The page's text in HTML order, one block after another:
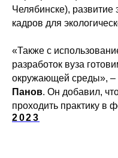
Челябинске), развитие
кадров для
«Также с
разработок вуза
окружающей среды»,
Панов. Он добавил,
проходить практику
2023